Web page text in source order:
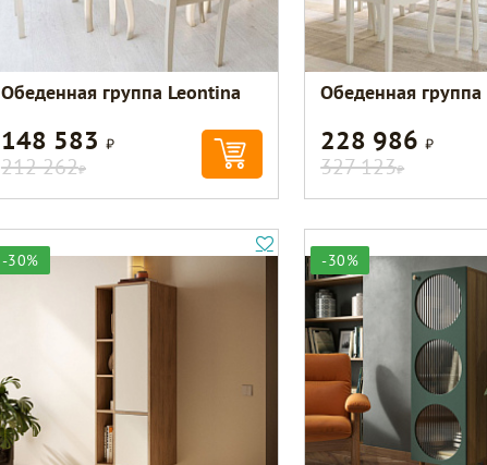
Обеденная группа Leontina
148 583 Р
212 262Р
Обеденная
228 986Р
327 123Р
-30% -30%